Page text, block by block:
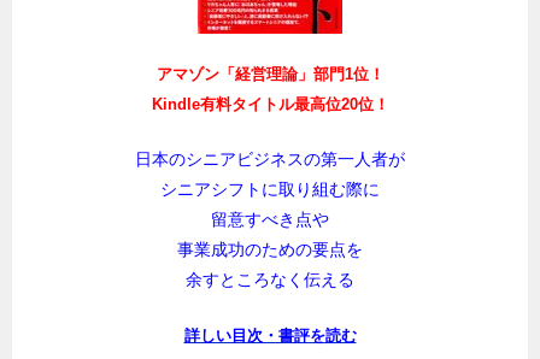
アマゾン「経営理論」部門1位！
Kindle有料タイトル最高位20位！
日本のシニアビジネスの第一人者が
シニアシフトに取り組む際に
留意すべき点や
事業成功のための要点を
余すところなく伝える
詳しい目次・書評を読む